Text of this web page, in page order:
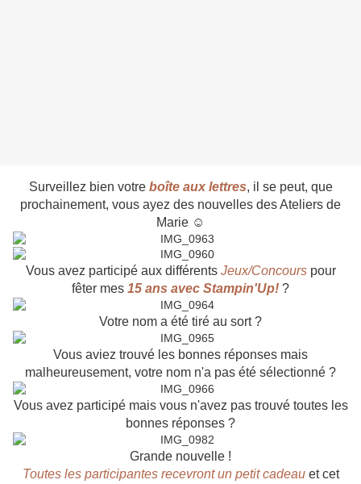
Surveillez bien votre boîte aux lettres, il se peut, que
prochainement, vous ayez des nouvelles des Ateliers de
Marie ☺
Vous avez participé aux différents Jeux/Concourspour
fêter mes 15 ans avec Stampin'Up! ?
Votre nom a été tiré au sort ?
Vous aviez trouvé les bonnes réponses mais
malheureusement, votre nom n'a pas été sélectionné ?
Vous avez participé mais vous n'avez pas trouvé toutes les
bonnes réponses ?
Grande nouvelle !
Toutes les participantes recevront un petit cadeauet cet